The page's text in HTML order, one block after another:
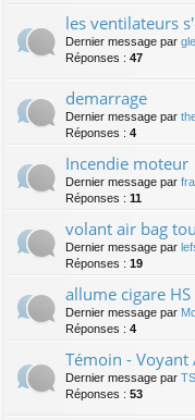
les ventilateurs
Dernier message par
Réponses : 47
demarrage
Dernier message par
Réponses : 4
Incendie moteur
Dernier message par
Réponses : 11
volant air bag
Dernier message par
Réponses : 19
allume cigare
Dernier message par
Réponses : 4
Témoin -
Dernier message par
Réponses : 53